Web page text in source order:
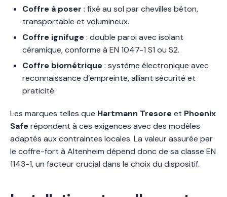
Coffre à poser : fixé au sol par chevilles béton,
transportable et volumineux.
Coffre ignifuge: double paroi avec isolant
céramique, conforme à EN 1047-1 S1 ou S2.
Coffre biométrique: système électronique avec
reconnaissance d’empreinte, alliant sécurité et
praticité.
Les marques telles que Hartmann Tresoreet Phoenix
Saferépondent à ces exigences avec des modèles
adaptés aux contraintes locales. La valeur assurée par
le coffre-fort à Altenheim dépend donc de sa classe EN
1143-1, un facteur crucial dans le choix du dispositif.